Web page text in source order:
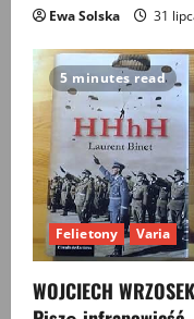
Ewa Solska 31
5 minutes read
Felietony Varia
WOJCIECH